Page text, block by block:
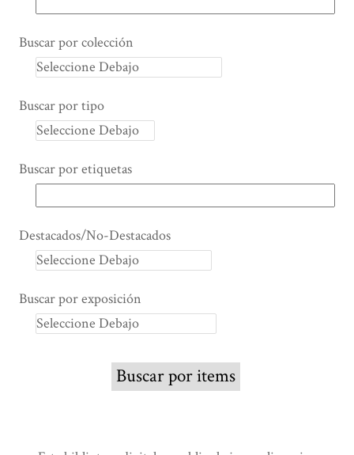
Buscar por colección
Buscar por tipo
Buscar por etiquetas
Destacados/No-Destacados
Buscar por exposición